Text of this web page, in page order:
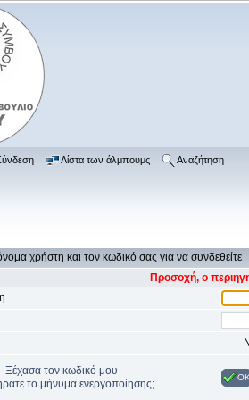
Λίστα των άλμπουμς Αναζήτηση
χρήστη και τον κωδικό σας για να συνδεθείτε
Προσοχή, ο
Ξέχασα τον κωδικό μου
το μήνυμα ενεργοποίησης;